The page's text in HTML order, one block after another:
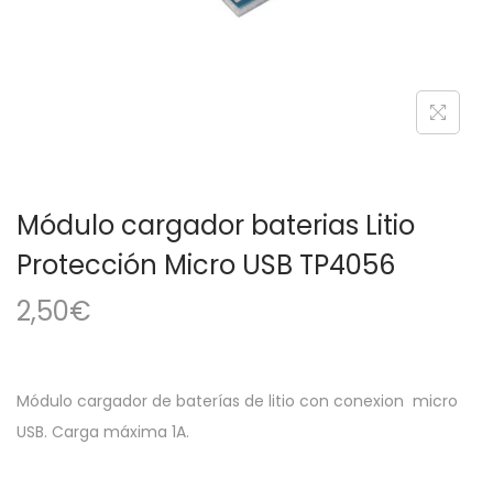
a
i
Módulo cargador baterias Litio
Protección Micro USB TP4056
2,50€
Módulo cargador de baterías de litio con conexion micro
USB. Carga máxima 1A.